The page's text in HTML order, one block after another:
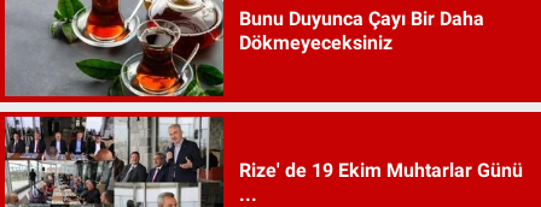
Bunu Duyunca Çayı Bir Daha
Dökmeyeceksiniz
Rize' de 19 Ekim Muhtarlar Günü
...